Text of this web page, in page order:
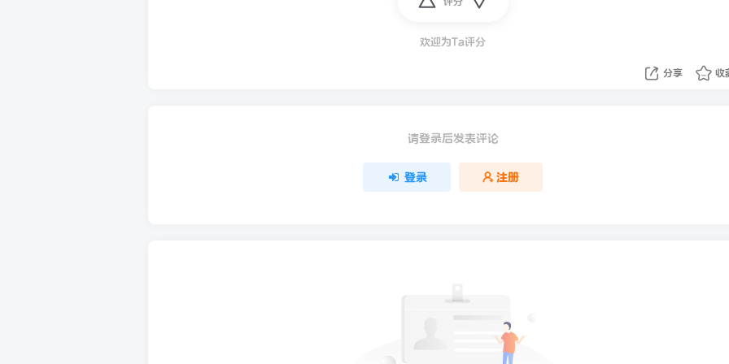
欢迎为Ta评分
分享 收
请登录后发表评论
登录 注册